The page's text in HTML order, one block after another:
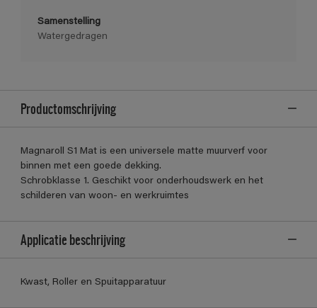
Samenstelling
Watergedragen
Productomschrijving
Magnaroll S1 Mat is een universele matte muurverf voor
binnen met een goede dekking.
Schrobklasse 1. Geschikt voor onderhoudswerk en het
schilderen van woon- en werkruimtes
Applicatie beschrijving
Kwast, Roller en Spuitapparatuur